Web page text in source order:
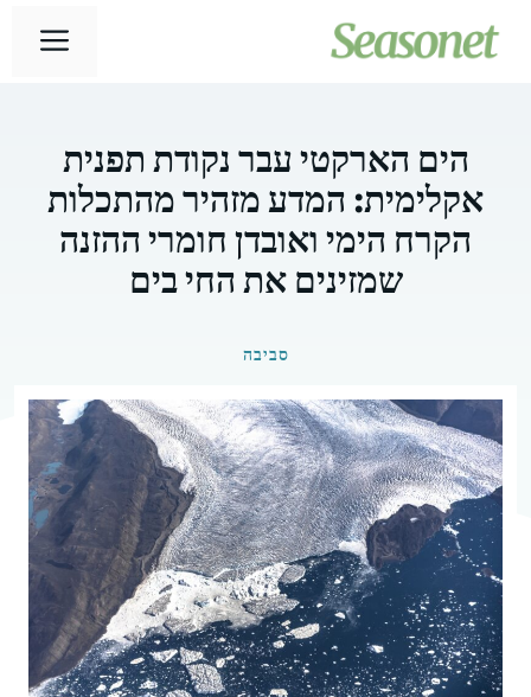
לתוכן
הים הארקטי עבר נקודת תפנית
אקלימית: המדע מזהיר מהתכלות
הקרח הימי ואובדן חומרי ההזנה
שמזינים את החי בים
סביבה